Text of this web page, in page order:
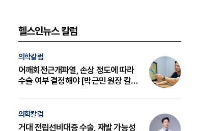
헬스인뉴스 칼럼
의학칼럼
어깨회전근개파열, 손상 정도에 따라
수술 여부 결정해야 [박근민 원장 칼
의학칼럼
거대 전립선비대증 수술, 재발 가능성